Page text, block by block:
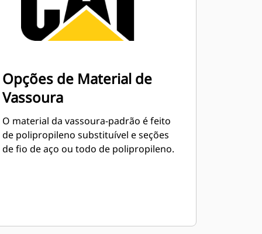
Opções de Material de
Vassoura
O material da vassoura-padrão é feito
de polipropileno substituível e seções
de fio de aço ou todo de polipropileno.